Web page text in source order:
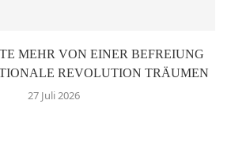
MEHR VON EINER BEFREIUNG
REVOLUTION TRÄUMEN
27 Juli 2026